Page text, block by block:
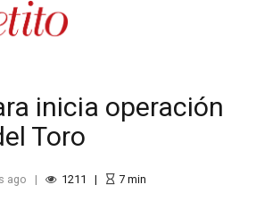
inicia operación
Toro
ago 1211 7min